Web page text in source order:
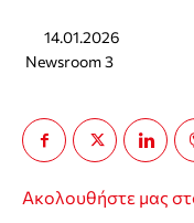
14.01.2026
Newsroom 3
Ακολουθήστε μας